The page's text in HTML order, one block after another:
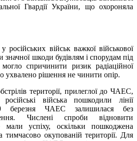
Гвардії України, що охороняла
російських військ важкої військової
значної шкоди будівлям і спорудам під
спричинити ризик радіаційної
ухвалено рішення не чинити опір.
території, прилеглої до ЧАЕС,
війська пошкодили лінії
березня ЧАЕС залишилася без
Числені спроби відновити
мали успіху, оскільки пошкоджена
тимчасово окупованій території. Для